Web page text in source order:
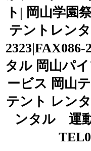
ト| 岡山学園
テントレン
タル 岡山パ
ービス 岡山
テント レン
ンタル 運